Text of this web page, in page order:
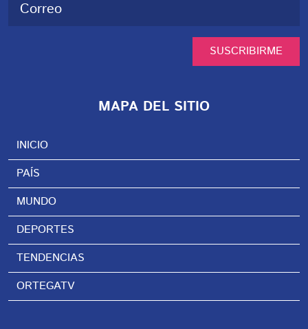
SUSCRIBIRME
MAPA DEL SITIO
INICIO
PAÍS
MUNDO
DEPORTES
TENDENCIAS
ORTEGATV